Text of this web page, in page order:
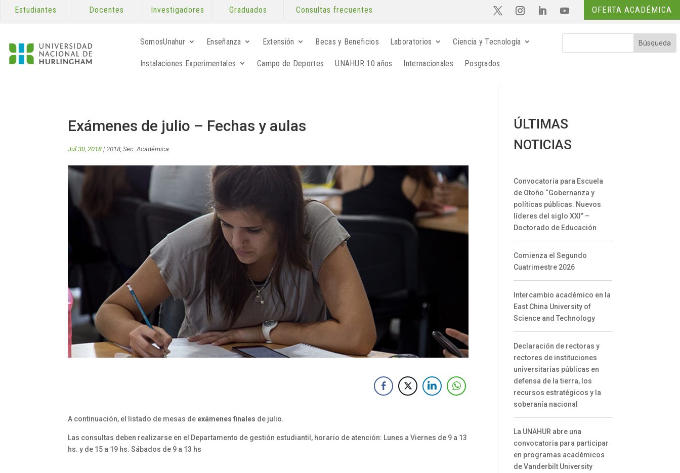
Estudiantes Docentes Investigadores Graduados Consultas frecuentes OFERTA ACADÉMICA
SomosUnahur Enseñanza Extensión Becas y Beneficios Laboratorios Ciencia y Tecnología
Instalaciones Experimentales Campo de Deportes UNAHUR 10 años Internacionales Posgrados
Exámenes de julio – Fechas y aulas
Jul 30, 2018 |2018,Sec. Académica
A continuación, el listado de mesas de exámenes finales de julio.
Las consultas deben realizarse en el Departamento de gestión estudiantil, horario de atención: Lunes a Viernes de 9 a 13
hs. y de 15 a 19 hs. Sábados de 9 a 13 hs
ÚLTIMAS
NOTICIAS
Convocatoria para Escuela
de Otoño “Gobernanza y
políticas públicas. Nuevos
líderes del siglo XXI” –
Doctorado de Educación
Comienza el Segundo
Cuatrimestre 2026
Intercambio académico en la
East China University of
Science and Technology
Declaración de rectoras y
rectores de instituciones
universitarias públicas en
defensa de la tierra, los
recursos estratégicos y la
soberanía nacional
La UNAHUR abre una
convocatoria para participar
en programas académicos
de Vanderbilt University